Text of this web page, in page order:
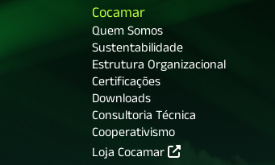
Cocamar
Quem Somos
Sustentabilidade
Estrutura Organizacional
Certificações
Downloads
Consultoria Técnica
Cooperativismo
Loja Cocamar